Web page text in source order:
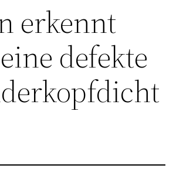
erkennt
defekte